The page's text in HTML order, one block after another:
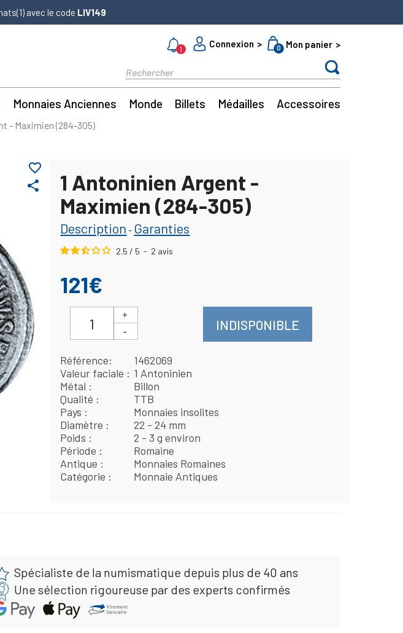
avec le code LIV149
1
Connexion 0 Mon panier
Monnaies Anciennes Monde Billets Médailles Accessoires
- Maximien (284-305)
share
favorite_border
1 Antoninien Argent -
Maximien (284-305)
Description - Garanties
2.5 / 5 - 2 avis
121€
INDISPONIBLE
Référence
1462069
Valeur faciale
1 Antoninien
Métal
Billon
Qualité
TTB
Pays
Monnaies insolites
Diamètre
22 - 24 mm
Poids
2 - 3 g environ
Période
Romaine
Antique
Monnaies Romaines
Catégorie
Monnaie Antiques
Spécialiste de la numismatique depuis plus de 40 ans
Une sélection rigoureuse par des experts confirmés